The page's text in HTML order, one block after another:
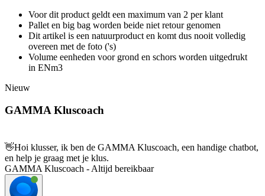
Voor dit product geldt een maximum van 2 per klant
Pallet en big bag worden beide niet retour genomen
Dit artikel is een natuurproduct en komt dus nooit volledig
overeen met de foto ('s)
Volume eenheden voor grond en schors worden uitgedrukt
in ENm3
Nieuw
GAMMA Kluscoach
👋Hoi klusser, ik ben de GAMMA Kluscoach, een handige chatbot,
en help je graag met je klus.
GAMMA Kluscoach - Altijd bereikbaar